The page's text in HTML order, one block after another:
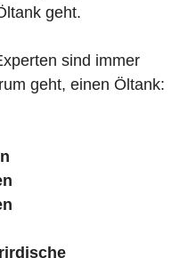
geht.
sind immer
geht, einen Öltank: